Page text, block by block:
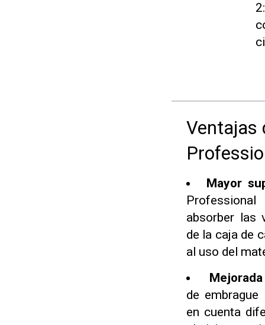
Ventajas
Mayor
absorber las
de la caja de
al uso del
de
en cuenta